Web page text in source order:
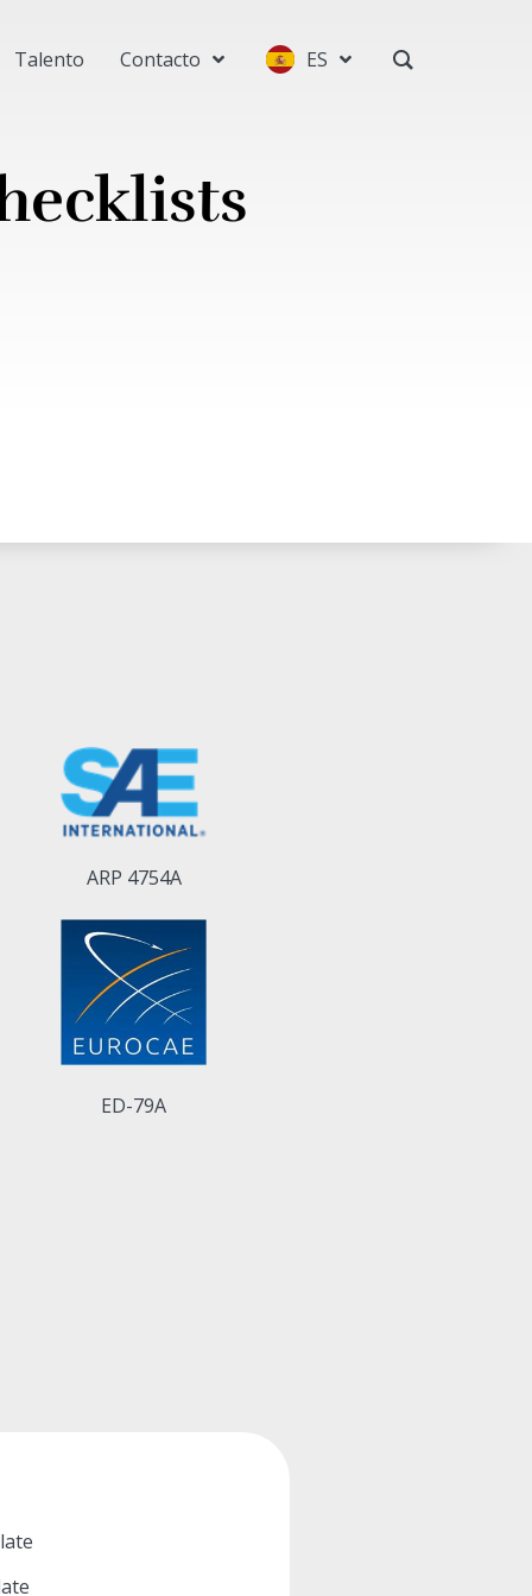
Talento Contacto ES
ARP 4754A
ED-79A